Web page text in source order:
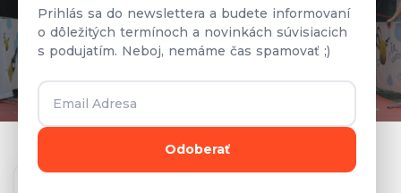
Prihlás sa do newslettera a budete informovaní
o dôležitých termínoch a novinkách súvisiacich
s podujatím. Neboj, nemáme čas spamovať ;)
Odoberať
Prihlásené tímy a výsledky z
predchádzajúcich rokov.